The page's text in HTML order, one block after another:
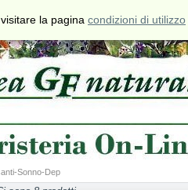
Contatti
Mappa del
Preferiti
Sonno-Dep
la pagina condizioni di utilizzo